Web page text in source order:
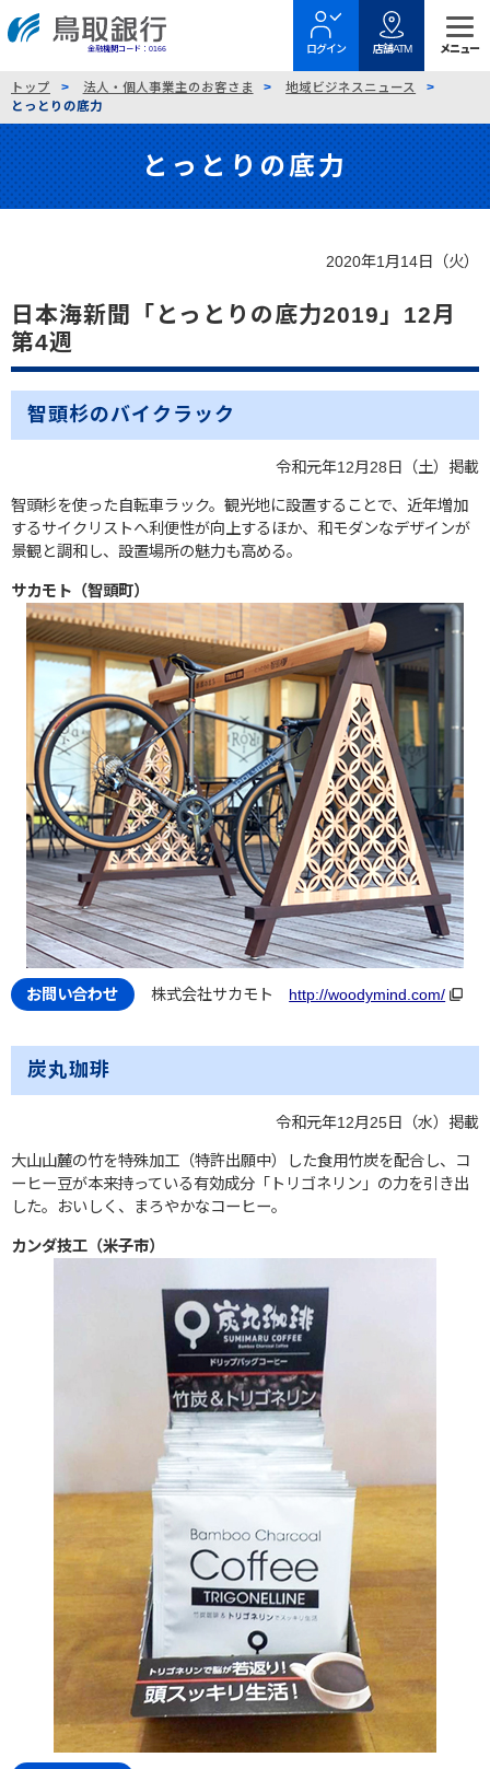
金融機関コード：0166
トップ 法人・個人事業主のお客さま
地域ビジネスニュース
とっとりの底力
とっとりの底力
2020年1月14日（火）
日本海新聞「とっとりの底力2019」12月
第4週
智頭杉のバイクラック
令和元年12月28日（土）掲載
智頭杉を使った自転車ラック。観光地に設置することで、近年増加
するサイクリストへ利便性が向上するほか、和モダンなデザインが
景観と調和し、設置場所の魅力も高める。
サカモト（智頭町）
株式会社サカモト http://woodymind.com/
炭丸珈琲
令和元年12月25日（水）掲載
大山山麓の竹を特殊加工（特許出願中）した食用竹炭を配合し、コ
ーヒー豆が本来持っている有効成分「トリゴネリン」の力を引き出
した。おいしく、まろやかなコーヒー。
カンダ技工（米子市）